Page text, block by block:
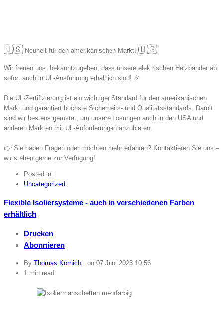
🇺🇸 Neuheit für den amerikanischen Markt! 🇺🇸
Wir freuen uns, bekanntzugeben, dass unsere elektrischen Heizbänder ab
sofort auch in UL-Ausführung erhältlich sind! 🎉
Die UL-Zertifizierung ist ein wichtiger Standard für den amerikanischen
Markt und garantiert höchste Sicherheits- und Qualitätsstandards. Damit
sind wir bestens gerüstet, um unsere Lösungen auch in den USA und
anderen Märkten mit UL-Anforderungen anzubieten.
👉 Sie haben Fragen oder möchten mehr erfahren? Kontaktieren Sie uns –
wir stehen gerne zur Verfügung!
Posted in:
Uncategorized
Flexible Isoliersysteme - auch in verschiedenen Farben
erhältlich
Drucken
Abonnieren
By Thomas Körnich , on 07 Juni 2023 10:56
1 min read